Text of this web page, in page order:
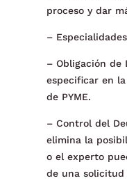
proceso y dar
–
– Obligación de
especificar en
de PYME.
– Control del
elimina la
o el experto
de una solicitud